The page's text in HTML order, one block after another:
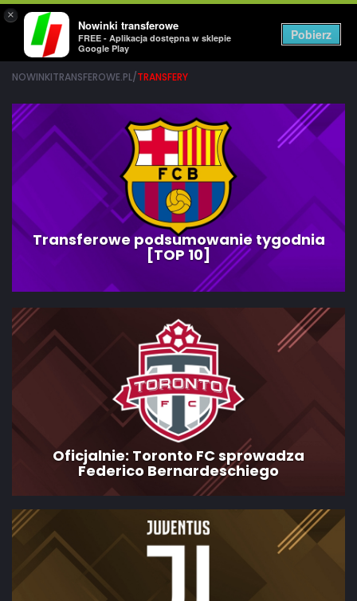
×
Nowinki transferowe
FREE - Aplikacja dostępna w sklepie
Google Play
Pobierz
NOWINKITRANSFEROWE.PL/TRANSFERY
Transferowe podsumowanie tygodnia
[TOP 10]
Oficjalnie: Toronto FC sprowadza
Federico Bernardeschiego